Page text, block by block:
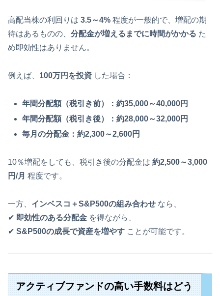
高配当株の利回りは 3.5～4% 程度が一般的で、増配の期
待はあるものの、 分配金が増えるまでに時間がかかる た
め即効性はありません。
例えば、 100万円を投資 した場合：
年間分配額（税引き前）：約35,000～40,000円
年間分配額（税引き後）：約28,000～32,000円
毎月の分配金：約2,300～2,600円
10％増配をしても、税引き後の分配金は 約2,500～3,000
円/月 程度です。
一方、 インベスコ＋S&P500の組み合わせ なら、
✔ 即効性のある分配金 を得ながら、
✔ S&P500の成長で資産を増やす ことが可能です。
アクティブファンドの高い手数料はどう